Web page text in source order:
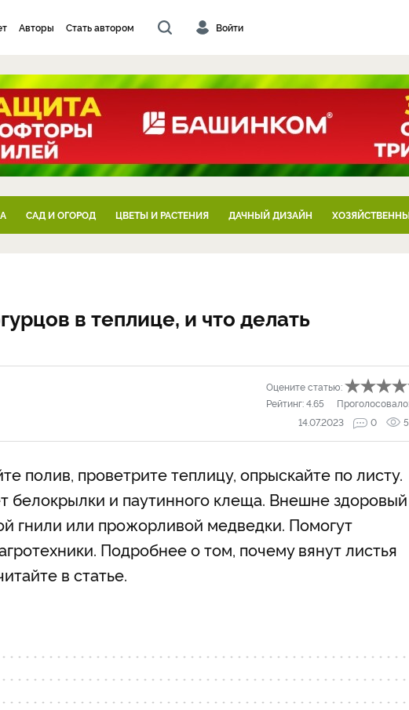
Авторы Стать автором Войти
САД И ОГОРОД ЦВЕТЫ И РАСТЕНИЯ ДАЧНЫЙ ДИЗАЙН
в теплице, и что делать
Оцените статью:
Рейтинг:4.65 Проголосовало:
14.07.2023
0
полив, проветрите теплицу, опрыскайте по листу.
белокрылки и паутинного клеща. Внешне здоровый
гнили или прожорливой медведки. Помогут
Подробнее о том, почему вянут листья
в статье.